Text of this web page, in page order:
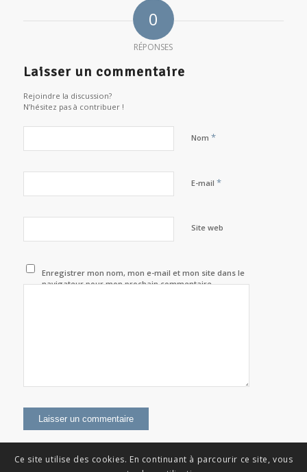
0
RÉPONSES
Laisser un commentaire
Rejoindre la discussion?
N’hésitez pas à contribuer !
Nom *
E-mail *
Site web
Enregistrer mon nom, mon e-mail et mon site dans le
navigateur pour mon prochain commentaire.
Ce site utilise des cookies. En continuant à parcourir ce site, vous